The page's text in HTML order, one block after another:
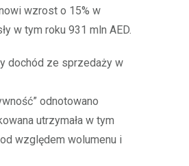
wzrost o 15% w
w tym roku 931 mln AED.
dochód ze sprzedaży w
odnotowano
utrzymała w tym
względem wolumenu i